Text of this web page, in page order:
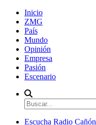
Inicio
ZMG
País
Mundo
Opinión
Empresa
Pasión
Escenario
Escucha Radio Cañón